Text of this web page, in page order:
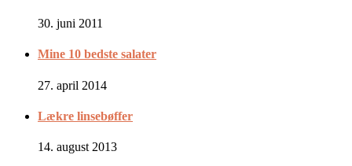
30. juni 2011
Mine 10 bedste salater
27. april 2014
Lækre linsebøffer
14. august 2013